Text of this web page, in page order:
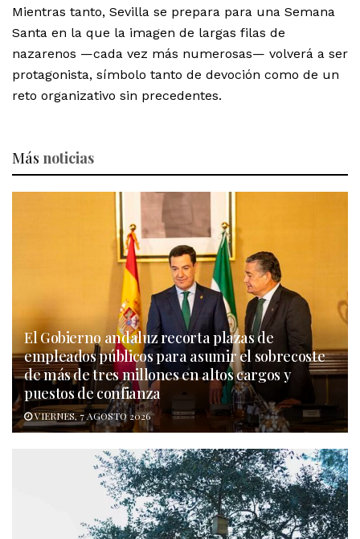
Mientras tanto, Sevilla se prepara para una Semana
Santa en la que la imagen de largas filas de
nazarenos —cada vez más numerosas— volverá a ser
protagonista, símbolo tanto de devoción como de un
reto organizativo sin precedentes.
Más noticias
El Gobierno andaluz recorta plazas de
empleados públicos para asumir el sobrecoste
de más de tres millones en altos cargos y
puestos de confianza
VIERNES, 7 AGOSTO 2026